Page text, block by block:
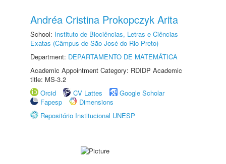
Andréa Cristina Prokopczyk Arita
School: Instituto de Biociências, Letras e Ciências
Exatas (Câmpus de São José do Rio Preto)
Department: DEPARTAMENTO DE MATEMÁTICA
Academic Appointment Category: RDIDP Academic
title: MS-3.2
Orcid
CV Lattes
Google Scholar
Fapesp
Dimensions
Repositório Institucional UNESP